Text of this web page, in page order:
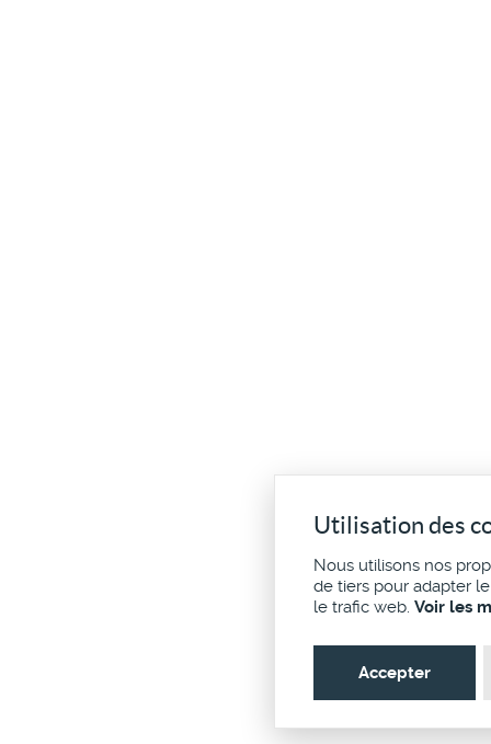
Utilisation des
Nous utilisons nos
de tiers pour adapter
le trafic web. Voir les
Accepter